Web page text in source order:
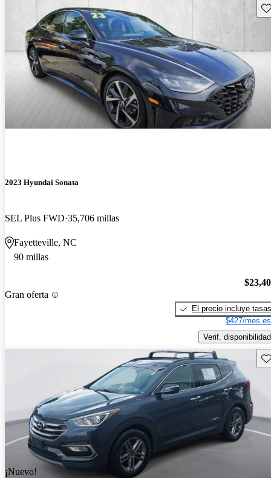
2023 Hyundai Sonata
SEL Plus FWD 35,706 millas
Fayetteville, NC
90 millas
Gran oferta
El precio incluye tasas
$427/mes
Verif. disponibilidad
¡Nuevo!